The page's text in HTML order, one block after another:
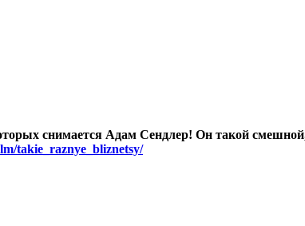
снимается Адам Сендлер! Он такой
takie_raznye_bliznetsy/